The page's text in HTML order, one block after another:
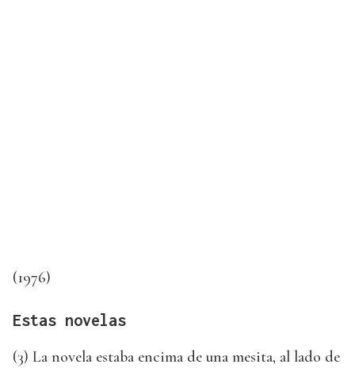
(1976)
Estas novelas
(3) La novela estaba encima de una mesita, al lado de